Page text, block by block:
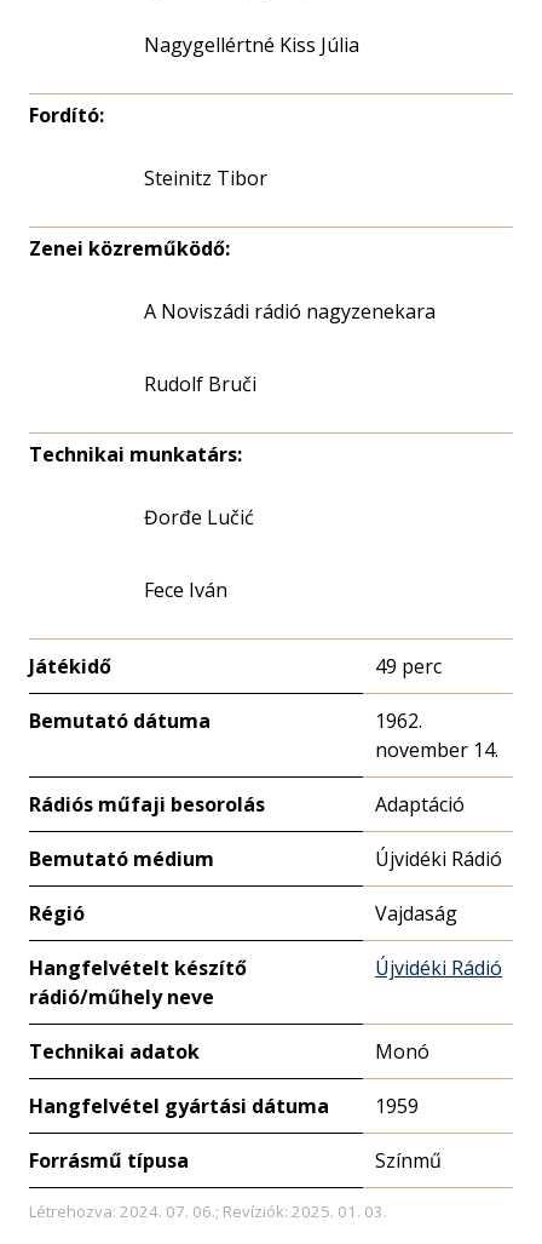
Nagygellértné Kiss Júlia
Fordító:
Steinitz Tibor
Zenei közreműködő:
A Noviszádi rádió nagyzenekara
Rudolf Bruči
Technikai munkatárs:
Đorđe Lučić
Fece Iván
Játékidő 49 perc
Bemutató dátuma
1962.
november 14.
Rádiós műfaji besorolás Adaptáció
Bemutató médium Újvidéki Rádió
Régió Vajdaság
Hangfelvételt készítő
rádió/műhely neve
Újvidéki Rádió
Technikai adatok Monó
Hangfelvétel gyártási dátuma 1959
Forrásmű típusa Színmű
Létrehozva: 2024. 07. 06.; Revíziók: 2025. 01. 03.